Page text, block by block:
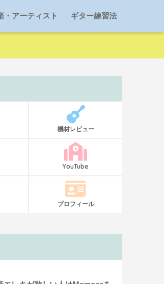
・アーティスト ギター練習法
機材レビュー
YouTube
プロフィール